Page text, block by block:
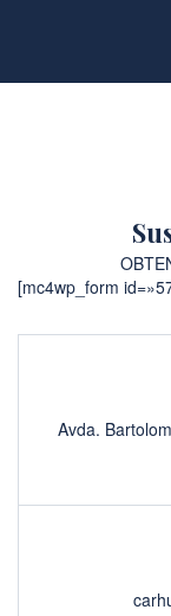
[mc4wp_form
Avda.